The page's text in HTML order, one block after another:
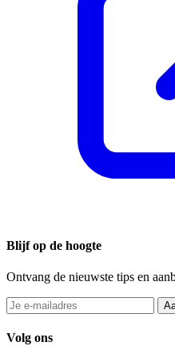
Blijf op de hoogte
Ontvang de nieuwste tips en
Volg ons